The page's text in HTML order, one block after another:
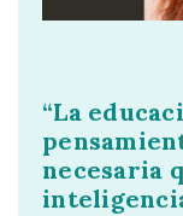
“La
necesaria